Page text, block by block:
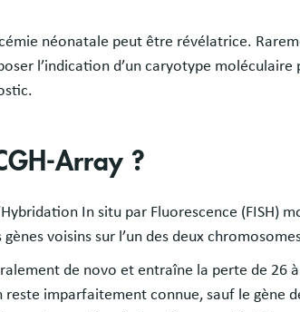
néonatale peut être révélatrice.
l’indication d’un caryotype moléculaire
Array ?
In situ par Fluorescence (FISH)
gènes voisins sur l’un des deux
de novo et entraîne la perte de 26
reste imparfaitement connue, sauf le gène